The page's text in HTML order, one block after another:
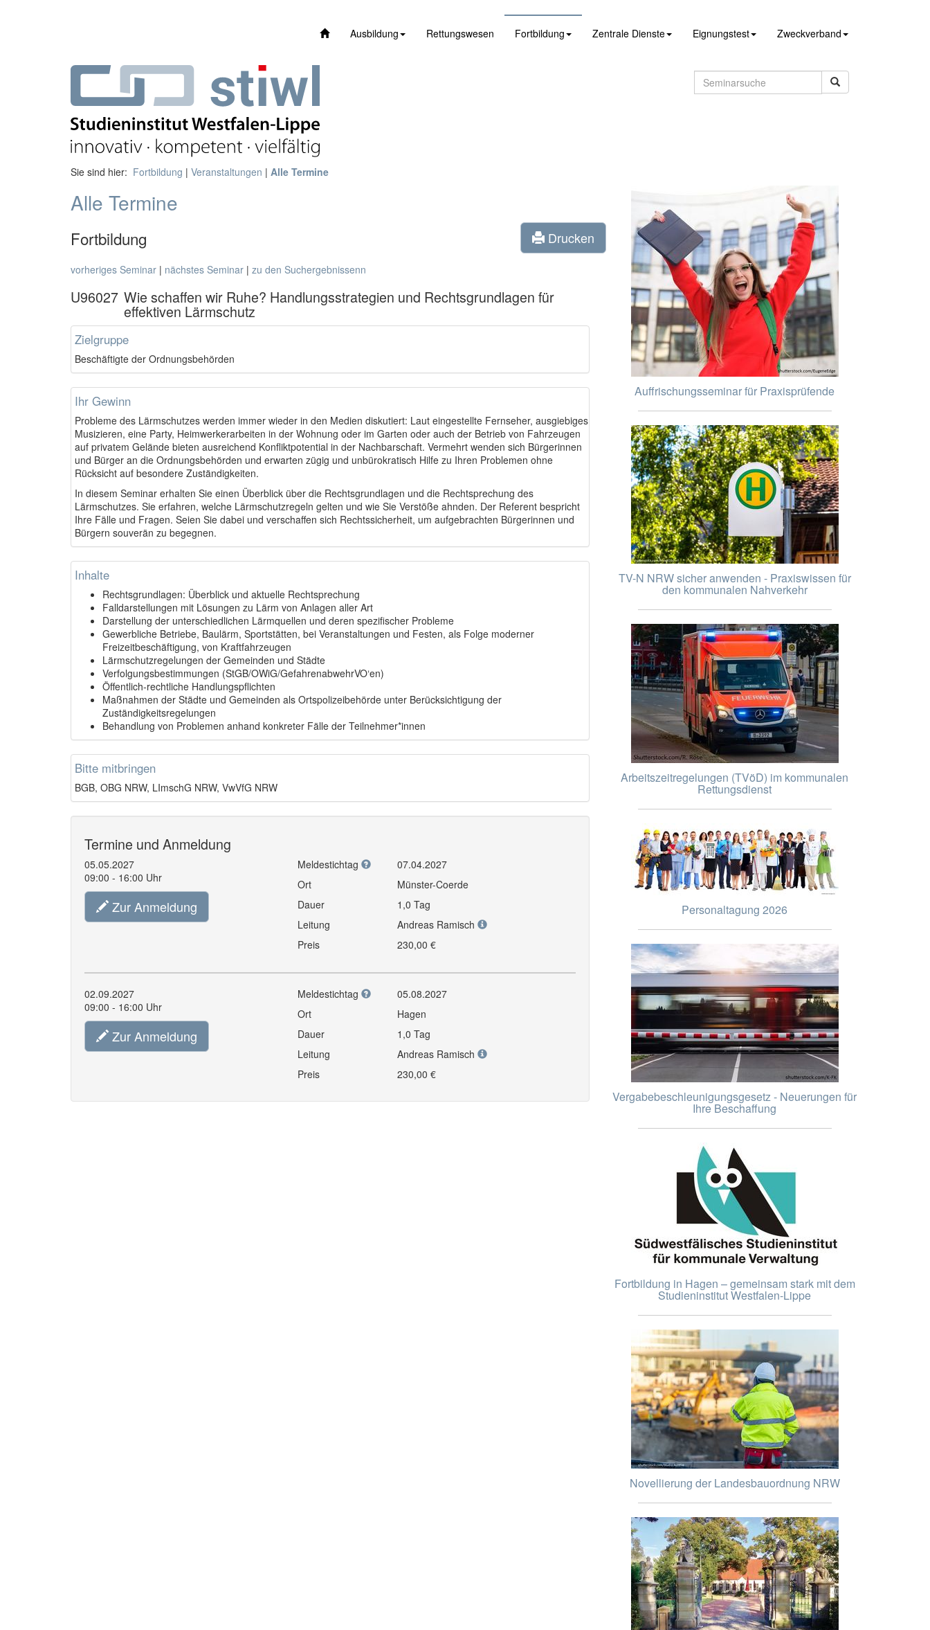
Ausbildung Rettungswesen Fortbildung Zentrale Dienste Eignungstest Zweckverband
Sie sind hier: Fortbildung | Veranstaltungen | Alle Termine
Alle Termine
Fortbildung Drucken
vorheriges Seminar | nächstes Seminar | zu den Suchergebnissenn
U96027 Wie schaffen wir Ruhe? Handlungsstrategien und Rechtsgrundlagen für
effektiven Lärmschutz
Zielgruppe
Beschäftigte der Ordnungsbehörden
Ihr Gewinn
Probleme des Lärmschutzes werden immer wieder in den Medien diskutiert: Laut eingestellte Fernseher, ausgiebiges
Musizieren, eine Party, Heimwerkerarbeiten in der Wohnung oder im Garten oder auch der Betrieb von Fahrzeugen
auf privatem Gelände bieten ausreichend Konfliktpotential in der Nachbarschaft. Vermehrt wenden sich Bürgerinnen
und Bürger an die Ordnungsbehörden und erwarten zügig und unbürokratisch Hilfe zu Ihren Problemen ohne
Rücksicht auf besondere Zuständigkeiten.
In diesem Seminar erhalten Sie einen Überblick über die Rechtsgrundlagen und die Rechtsprechung des
Lärmschutzes. Sie erfahren, welche Lärmschutzregeln gelten und wie Sie Verstöße ahnden. Der Referent bespricht
Ihre Fälle und Fragen. Seien Sie dabei und verschaffen sich Rechtssicherheit, um aufgebrachten Bürgerinnen und
Bürgern souverän zu begegnen.
Inhalte
Rechtsgrundlagen: Überblick und aktuelle Rechtsprechung
Falldarstellungen mit Lösungen zu Lärm von Anlagen aller Art
Darstellung der unterschiedlichen Lärmquellen und deren spezifischer Probleme
Gewerbliche Betriebe, Baulärm, Sportstätten, bei Veranstaltungen und Festen, als Folge moderner
Freizeitbeschäftigung, von Kraftfahrzeugen
Lärmschutzregelungen der Gemeinden und Städte
Verfolgungsbestimmungen (StGB/OWiG/GefahrenabwehrVO‘en)
Öffentlich-rechtliche Handlungspflichten
Maßnahmen der Städte und Gemeinden als Ortspolizeibehörde unter Berücksichtigung der
Zuständigkeitsregelungen
Behandlung von Problemen anhand konkreter Fälle der Teilnehmer*innen
Bitte mitbringen
BGB, OBG NRW, LImschG NRW, VwVfG NRW
Termine und Anmeldung
05.05.2027
09:00 - 16:00 Uhr
Zur Anmeldung
Meldestichtag
07.04.2027
Ort
Münster-Coerde
Dauer
1,0 Tag
Leitung
Andreas Ramisch
Preis
230,00 €
02.09.2027
09:00 - 16:00 Uhr
Zur Anmeldung
Meldestichtag
05.08.2027
Ort
Hagen
Dauer
1,0 Tag
Leitung
Andreas Ramisch
Preis
230,00 €
Auffrischungsseminar für Praxisprüfende
TV-N NRW sicher anwenden - Praxiswissen für
den kommunalen Nahverkehr
Arbeitszeitregelungen (TVöD) im kommunalen
Rettungsdienst
Personaltagung 2026
Vergabebeschleunigungsgesetz - Neuerungen für
Ihre Beschaffung
Fortbildung in Hagen – gemeinsam stark mit dem
Studieninstitut Westfalen-Lippe
Novellierung der Landesbauordnung NRW